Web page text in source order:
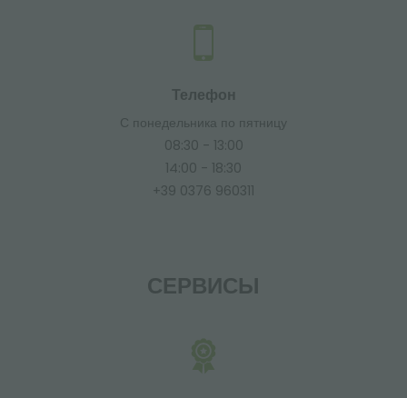
Телефон
С понедельника по пятницу
08:30 - 13:00
14:00 - 18:30
+39 0376 960311
СЕРВИСЫ